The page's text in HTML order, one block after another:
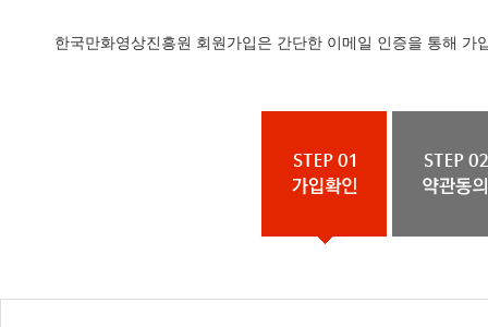
한국만화영상진흥원 회원가입은 간단한 이메일 인증을 통해 가